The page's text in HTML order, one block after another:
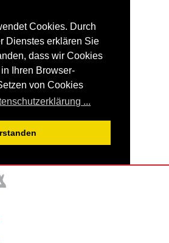
Cookies. Durch
Dienstes erklären Sie
dass wir Cookies
Ihren Browser-
von Cookies
...